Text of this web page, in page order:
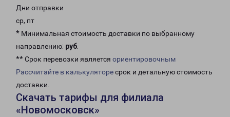
Дни отправки
ср, пт
* Минимальная стоимость доставки по выбранному
направлению: руб.
** Срок перевозки является ориентировочным
Рассчитайте в калькуляторесрок и детальную стоимость
доставки.
Скачать тарифы для филиала
«Новомосковск»